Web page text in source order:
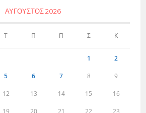
ΑΎΓΟΥΣΤΟΣ 2026
Τ Π Π Σ Κ
1 2
5 6 7 8 9
12 13 14 15 16